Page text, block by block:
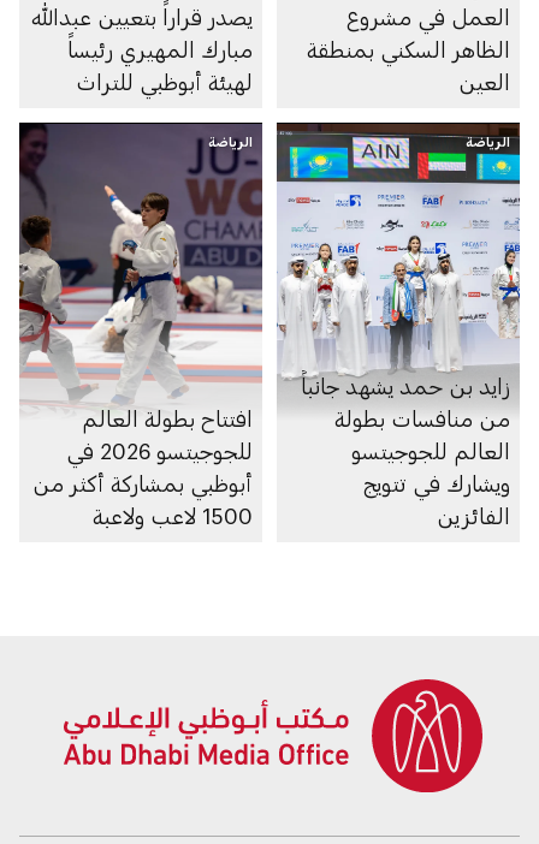
العمل في مشروع
الظاهر السكني بمنطقة
العين
يصدر قراراً بتعيين عبدالله
مبارك المهيري رئيساً
لهيئة أبوظبي للتراث
الرياضة
زايد بن حمد يشهد جانباً
من منافسات بطولة
العالم للجوجيتسو
ويشارك في تتويج
الفائزين
الرياضة
افتتاح بطولة العالم
للجوجيتسو 2026 في
أبوظبي بمشاركة أكثر من
1500 لاعب ولاعبة